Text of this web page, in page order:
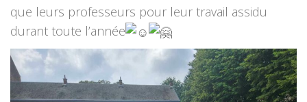
que leurs professeurs pour leur travail assidu
durant toute l’année